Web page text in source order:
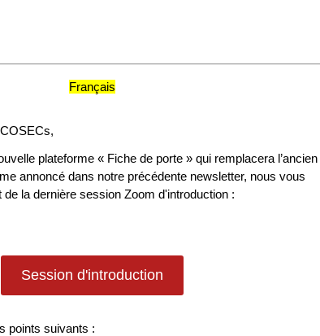
Français
plateforme « Fiche de porte » qui remplacera l’ancien
annoncé dans notre précédente newsletter, nous vous
la dernière session Zoom d'introduction :
Session d'introduction
points suivants :